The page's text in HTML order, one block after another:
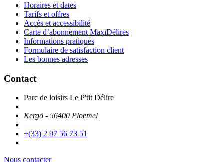
Horaires et dates
Tarifs et offres
Accès et accessibilité
Carte d’abonnement MaxiDélires
Informations pratiques
Formulaire de satisfaction client
Les bonnes adresses
Contact
Parc de loisirs Le P'tit Délire
Kergo - 56400 Ploemel
+(33) 2 97 56 73 51
Nous contacter